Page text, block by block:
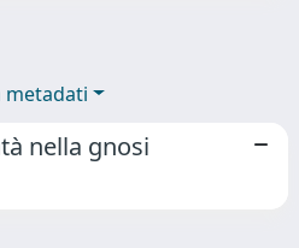
metadati
nella gnosi